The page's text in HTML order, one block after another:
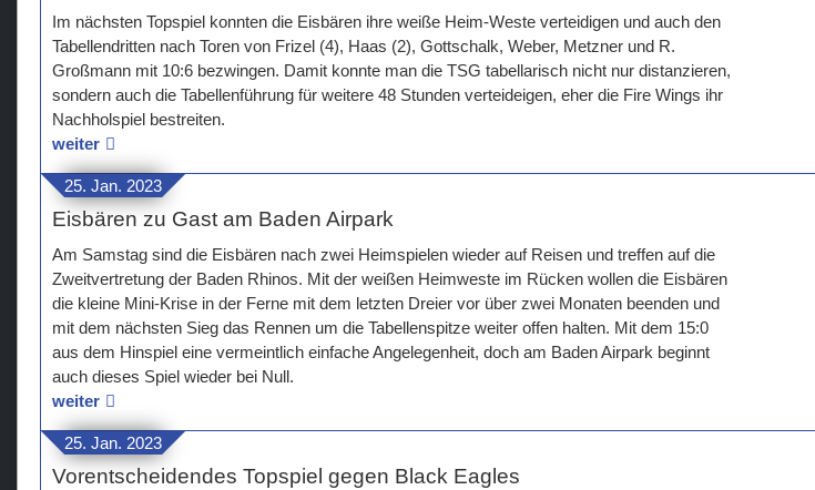
Im nächsten Topspiel konnten die Eisbären ihre weiße Heim-Weste verteidigen und auch den
Tabellendritten nach Toren von Frizel (4), Haas (2), Gottschalk, Weber, Metzner und R.
Großmann mit 10:6 bezwingen. Damit konnte man die TSG tabellarisch nicht nur distanzieren,
sondern auch die Tabellenführung für weitere 48 Stunden verteideigen, eher die Fire Wings ihr
Nachholspiel bestreiten.
weiter
25. Jan. 2023
Eisbären zu Gast am Baden Airpark
Am Samstag sind die Eisbären nach zwei Heimspielen wieder auf Reisen und treffen auf die
Zweitvertretung der Baden Rhinos. Mit der weißen Heimweste im Rücken wollen die Eisbären
die kleine Mini-Krise in der Ferne mit dem letzten Dreier vor über zwei Monaten beenden und
mit dem nächsten Sieg das Rennen um die Tabellenspitze weiter offen halten. Mit dem 15:0
aus dem Hinspiel eine vermeintlich einfache Angelegenheit, doch am Baden Airpark beginnt
auch dieses Spiel wieder bei Null.
weiter
25. Jan. 2023
Vorentscheidendes Topspiel gegen Black Eagles